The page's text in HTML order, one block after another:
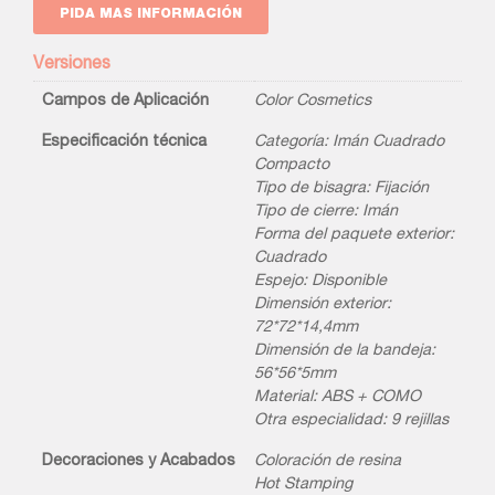
PIDA MAS INFORMACIÓN
Versiones
Campos de Aplicación Color Cosmetics
Especificación técnica
Categoría: Imán Cuadrado
Compacto
Tipo de bisagra: Fijación
Tipo de cierre: Imán
Forma del paquete exterior:
Cuadrado
Espejo: Disponible
Dimensión exterior:
72*72*14,4mm
Dimensión de la bandeja:
56*56*5mm
Material: ABS + COMO
Otra especialidad: 9 rejillas
Decoraciones y Acabados
Coloración de resina
Hot Stamping